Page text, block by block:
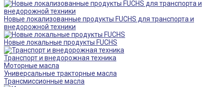
Новые локализованные продукты FUCHS для транспорта и
внедорожной техники
Новые локальные продукты FUCHS
Транспорт и внедорожная техника
Моторные масла
Универсальные тракторные масла
Трансмиссионные масла